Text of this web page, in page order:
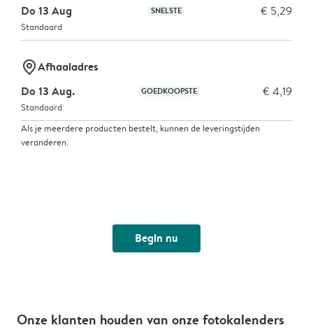
Do 13 Aug SNELSTE € 5,29
Standaard
marker-pinAfhaaladres
Do 13 Aug.
GOEDKOOPSTE € 4,19
Standaard
Als je meerdere producten bestelt, kunnen de leveringstijden
veranderen.
Begin nu
Onze klanten houden van onze fotokalenders